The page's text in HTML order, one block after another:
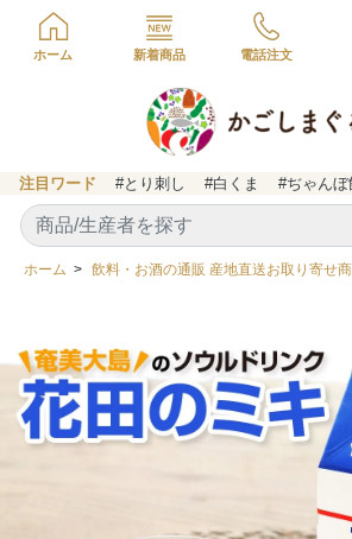
ホーム 新着商品 電話注文
注目ワード #とり刺し #白くま #ぢゃんぼ
ホーム > 飲料・お酒の通販 産地直送お取り寄せ